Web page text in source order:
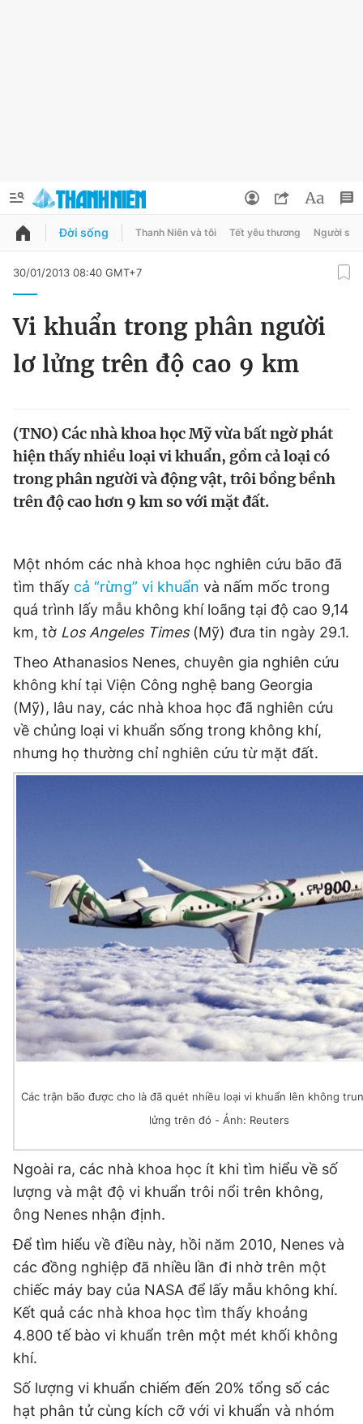
QUẢNG CÁO ĐẶT BÁO
Tin thị trường Tin 360
Sản phẩm khác
Tiện ích Bạn cần biết
Thông tin tòa soạn Liên hệ quảng cáo
Theo dõi báo trên
0906 645 777
Liên hệ quảng cáo
0908 780 404
Đặt báo Quảng cáo RSS Tòa soạn Chính sách bảo
Tổng biên tập: Nguyễn Ngọc Toàn
Phó tổng biên tập thường trực: Hải Thành
Phó tổng biên tập: Lâm Hiếu Dũng
Phó tổng biên tập: Trần Việt Hưng
Giấy phép xuất bản số 110/GP - BTTTT cấp ngày 24.3.2020
© 2003-2026 Bản quyền thuộc về Báo Thanh Niên. Cấm sao
bản. Phát triển bởi ePi Technologies, JSC.
Đổi mật khẩu
Tin đã lưu
Đăng xuất
Đời sống Thanh Niên và tôi Tết yêu thương Người
30/01/2013 08:40 GMT+7
Vi khuẩn trong phân người
lơ lửng trên độ cao 9 km
(TNO) Các nhà khoa học Mỹ vừa bất ngờ phát
hiện thấy nhiều loại vi khuẩn, gồm cả loại có
trong phân người và động vật, trôi bồng bềnh
trên độ cao hơn 9 km so với mặt đất.
Một nhóm các nhà khoa học nghiên cứu bão đã
tìm thấy cả “rừng” vi khuẩn và nấm mốc trong
quá trình lấy mẫu không khí loãng tại độ cao 9,14
km, tờ Los Angeles Times(Mỹ) đưa tin ngày 29.1.
Theo Athanasios Nenes, chuyên gia nghiên cứu
không khí tại Viện Công nghệ bang Georgia
(Mỹ), lâu nay, các nhà khoa học đã nghiên cứu
về chủng loại vi khuẩn sống trong không khí,
nhưng họ thường chỉ nghiên cứu từ mặt đất.
Các trận bão được cho là đã quét nhiều loại vi khuẩn lên không
lửng trên đó - Ảnh: Reuters
Ngoài ra, các nhà khoa học ít khi tìm hiểu về số
lượng và mật độ vi khuẩn trôi nổi trên không,
ông Nenes nhận định.
Để tìm hiểu về điều này, hồi năm 2010, Nenes và
các đồng nghiệp đã nhiều lần đi nhờ trên một
chiếc máy bay của NASA để lấy mẫu không khí.
Kết quả các nhà khoa học tìm thấy khoảng
4.800 tế bào vi khuẩn trên một mét khối không
khí.
Số lượng vi khuẩn chiếm đến 20% tổng số các
hạt phân tử cùng kích cỡ với vi khuẩn và nhóm